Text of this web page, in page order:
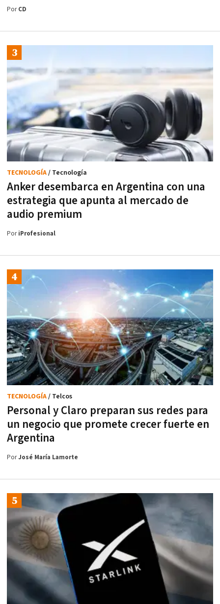
PorCD
Anker desembarca en Argentina con una
estrategia que apunta al mercado de
audio premium
TECNOLOGÍA/ Tecnología
PoriProfesional
Personal y Claro preparan sus redes para
un negocio que promete crecer fuerte en
Argentina
TECNOLOGÍA/ Telcos
PorJosé María Lamorte